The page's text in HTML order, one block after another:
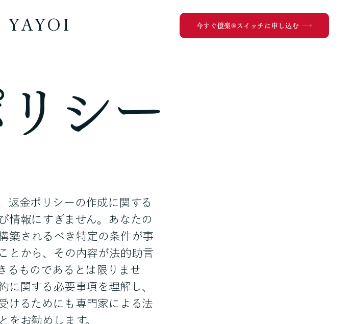
YAYOI 今すぐ億楽®︎スイッチに申し込む
シー
返金ポリシーの作成に関する
情報にすぎません。あなたの
築されるべき特定の条件が事
とから、その内容が法的助言
るものであるとは限りませ
に関する必要事項を理解し、
けるためにも専門家による法
をお勧めします。